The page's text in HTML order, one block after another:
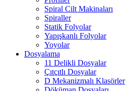
Spiral Cilt Makinaları
Spiraller
Statik Folyolar
Yapışkanlı Folyolar
Yoyolar
Dosyalama
11 Delikli Dosyalar
Çıtçıtlı Dosyalar
D Mekanizmalı Klasörler